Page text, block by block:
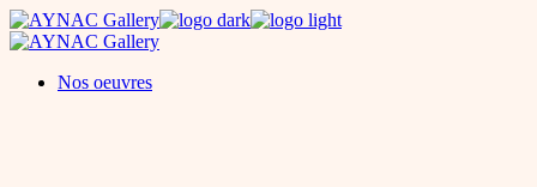
Skip
to
contentNos oeuvres